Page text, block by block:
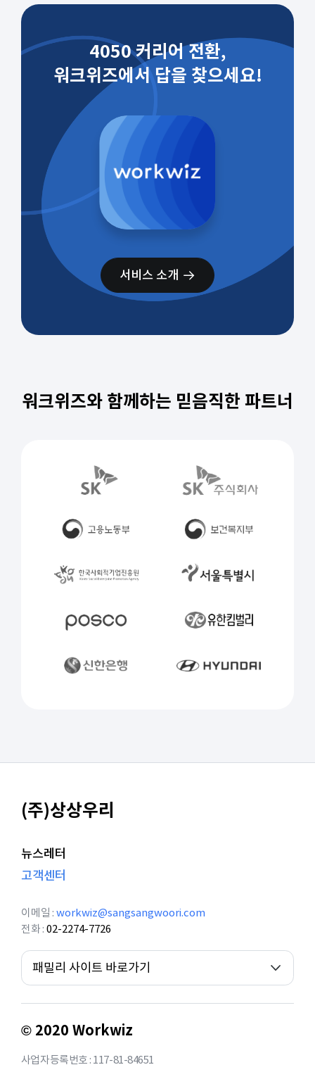
4050 커리어 전환,
워크위즈에서 답을 찾으세요!
서비스 소개
워크위즈와 함께하는 믿음직한 파트너
(주)상상우리
뉴스레터
고객센터
이메일 workwiz@sangsangwoori.com
전화 02-2274-7726
패밀리 사이트 바로가기
© 2020 Workwiz
사업자등록번호 : 117-81-84651